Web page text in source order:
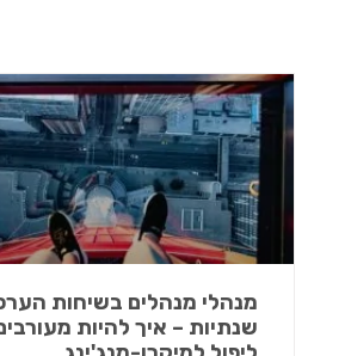
מנהלי מנהלים בשיחות
שנתיות – איך להיות